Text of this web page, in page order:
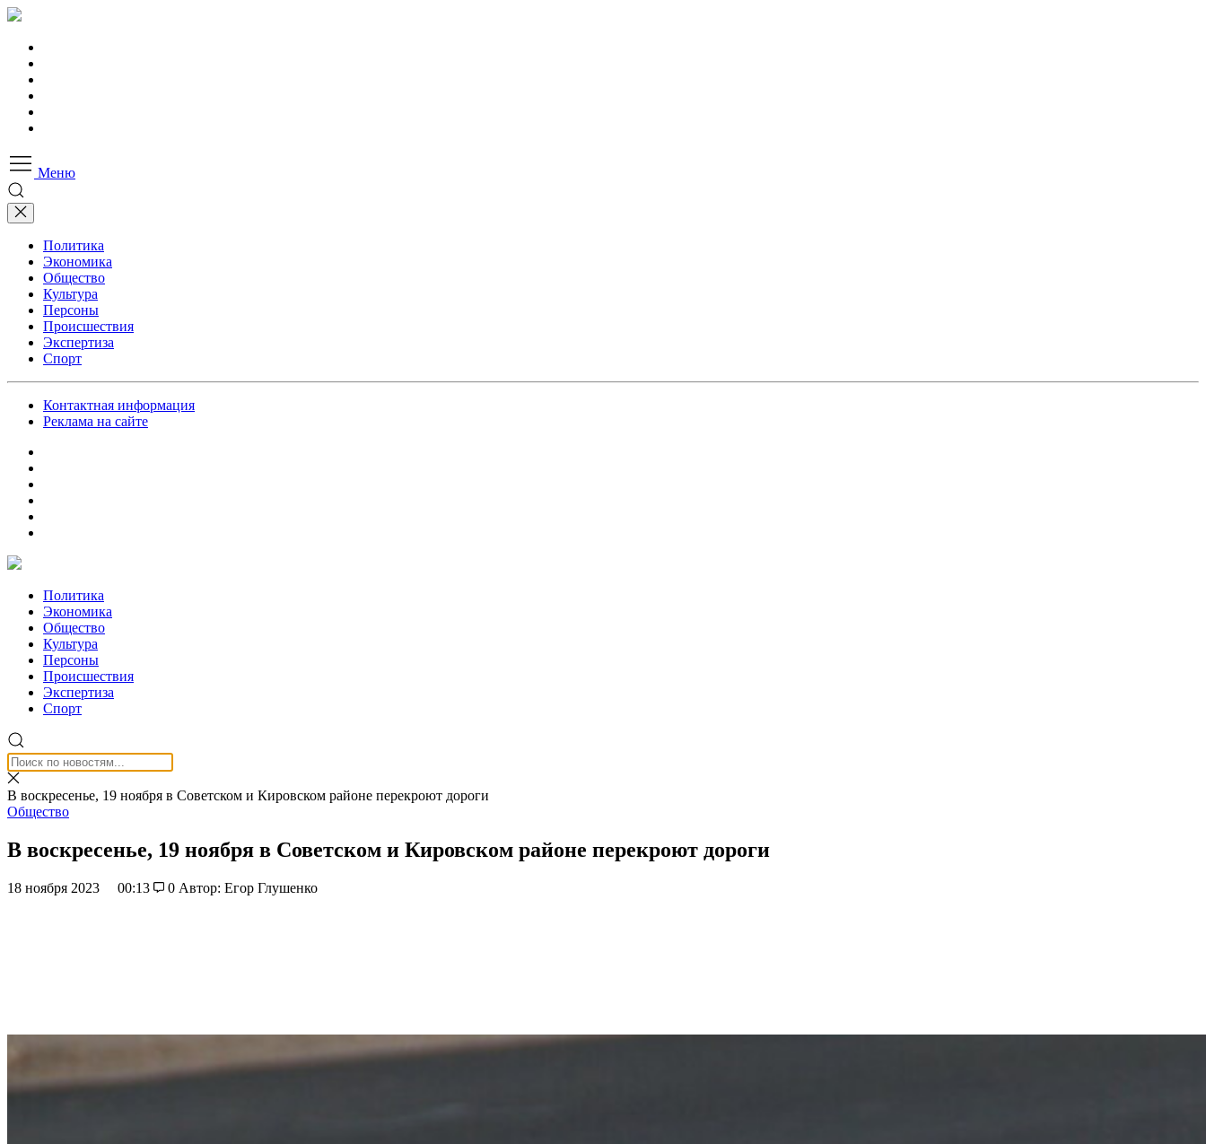
Меню
Политика
Экономика
Общество
Культура
Персоны
Происшествия
Экспертиза
Спорт
Контактная информация
Реклама на сайте
Политика
Экономика
Общество
Культура
Персоны
Происшествия
Экспертиза
Спорт
В воскресенье, 19 ноября в Советском и Кировском районе перекроют дороги
Общество
В воскресенье, 19 ноября в Советском и Кировском районе перекроют дороги
18 ноября 2023 00:13 0 Автор: Егор Глушенко